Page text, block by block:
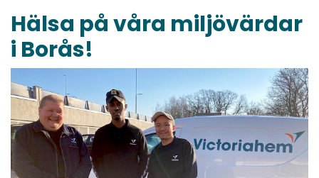
Hälsa på våra miljövärdar
i Borås!